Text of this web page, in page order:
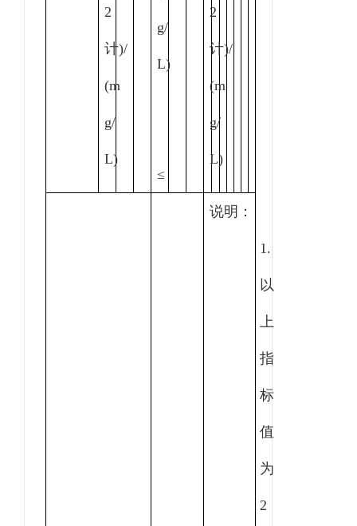
2
计)/
(m
g/
L)
g/
L)
≤
2
计)/
(m
g/
L)
说明：
1.
以
上
指
标
值
为
2